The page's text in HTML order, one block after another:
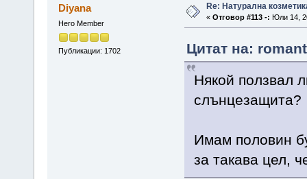
Diyana
Hero Member
Публикации: 1702
Re: Натурална
« Отговор #113 -: Юли 14,
Цитат на:
Някой ползвал
слънцезащита?
Имам половин
за такава цел,